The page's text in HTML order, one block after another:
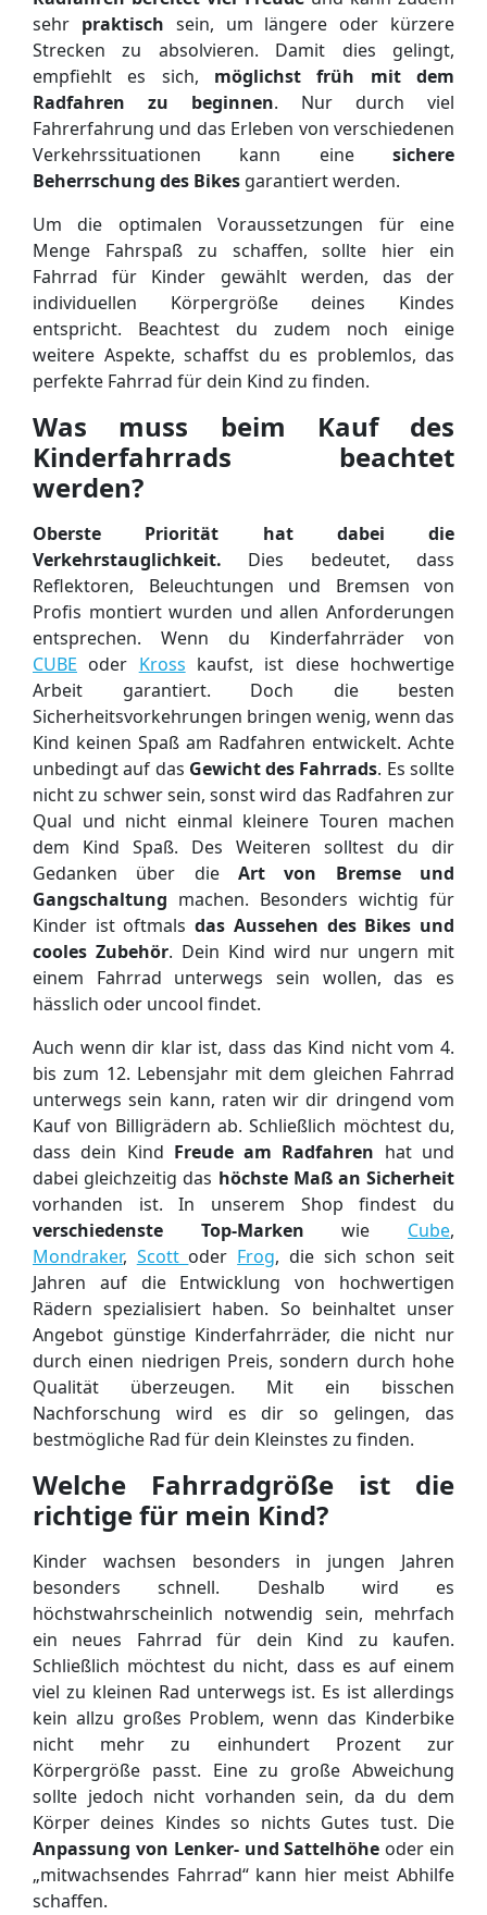
sehr praktisch sein, um längere oder kürzere
Strecken zu absolvieren. Damit dies gelingt,
empfiehlt es sich, möglichst früh mit dem
Radfahren zu beginnen. Nur durch viel
Fahrerfahrung und das Erleben von verschiedenen
Verkehrssituationen kann eine sichere
Beherrschung des Bikes garantiert werden.
Um die optimalen Voraussetzungen für eine
Menge Fahrspaß zu schaffen, sollte hier ein
Fahrrad für Kinder gewählt werden, das der
individuellen Körpergröße deines Kindes
entspricht. Beachtest du zudem noch einige
weitere Aspekte, schaffst du es problemlos, das
perfekte Fahrrad für dein Kind zu finden.
Was muss beim Kauf des
Kinderfahrrads beachtet
werden?
Oberste Priorität hat dabei die
Verkehrstauglichkeit. Dies bedeutet, dass
Reflektoren, Beleuchtungen und Bremsen von
Profis montiert wurden und allen Anforderungen
entsprechen. Wenn du Kinderfahrräder von
CUBE oder Kross kaufst, ist diese hochwertige
Arbeit garantiert. Doch die besten
Sicherheitsvorkehrungen bringen wenig, wenn das
Kind keinen Spaß am Radfahren entwickelt. Achte
unbedingt auf das Gewicht des Fahrrads. Es sollte
nicht zu schwer sein, sonst wird das Radfahren zur
Qual und nicht einmal kleinere Touren machen
dem Kind Spaß. Des Weiteren solltest du dir
Gedanken über die Art von Bremse und
Gangschaltung machen. Besonders wichtig für
Kinder ist oftmalsdas Aussehen des Bikes und
cooles Zubehör. Dein Kind wird nur ungern mit
einem Fahrrad unterwegs sein wollen, das es
hässlich oder uncool findet.
Auch wenn dir klar ist, dass das Kind nicht vom 4.
bis zum 12. Lebensjahr mit dem gleichen Fahrrad
unterwegs sein kann, raten wir dir dringend vom
Kauf von Billigrädern ab. Schließlich möchtest du,
dass dein Kind Freude am Radfahren hat und
dabei gleichzeitig das höchste Maß an Sicherheit
vorhanden ist. In unserem Shop findest du
verschiedenste Top-Marken wie Cube,
Mondraker, Scott oder Frog, die sich schon seit
Jahren auf die Entwicklung von hochwertigen
Rädern spezialisiert haben. So beinhaltet unser
Angebot günstige Kinderfahrräder, die nicht nur
durch einen niedrigen Preis, sondern durch hohe
Qualität überzeugen. Mit ein bisschen
Nachforschung wird es dir so gelingen, das
bestmögliche Rad für dein Kleinstes zu finden.
Welche Fahrradgröße ist die
richtige für mein Kind?
Kinder wachsen besonders in jungen Jahren
besonders schnell. Deshalb wird es
höchstwahrscheinlich notwendig sein, mehrfach
ein neues Fahrrad für dein Kind zu kaufen.
Schließlich möchtest du nicht, dass es auf einem
viel zu kleinen Rad unterwegs ist. Es ist allerdings
kein allzu großes Problem, wenn das Kinderbike
nicht mehr zu einhundert Prozent zur
Körpergröße passt. Eine zu große Abweichung
sollte jedoch nicht vorhanden sein, da du dem
Körper deines Kindes so nichts Gutes tust. Die
Anpassung von Lenker- und Sattelhöhe oder ein
„mitwachsendes Fahrrad“ kann hier meist Abhilfe
schaffen.